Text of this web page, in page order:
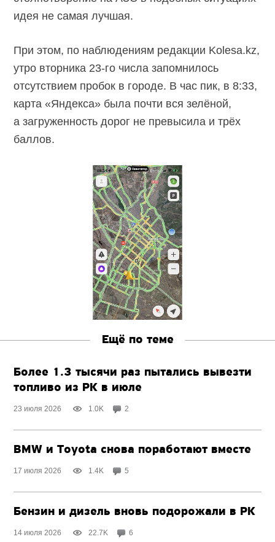
идея не самая лучшая.
При этом, по наблюдениям редакции Kolesa.kz,
утро вторника 23-го числа запомнилось
отсутствием пробок в городе. В час пик, в 8:33,
карта «Яндекса» была почти вся зелёной,
а загруженность дорог не превысила и трёх
баллов.
Ещё по теме
Более 1.3 тысячи раз пытались вывезти
топливо из РК в июле
23 июля 2026 1.0K 2
BMW и Toyota снова поработают вместе
17 июля 2026 1.4K 5
Бензин и дизель вновь подорожали в РК
14 июля 2026 22.7K 6